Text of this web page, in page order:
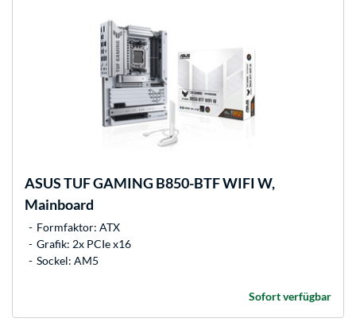
ASUSTUF GAMING B850-BTF WIFI W,
Mainboard
Formfaktor: ATX
Grafik: 2x PCIe x16
Sockel: AM5
Sofort verfügbar